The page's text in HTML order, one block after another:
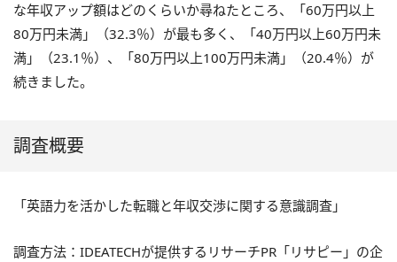
な年収アップ額はどのくらいか尋ねたところ、「60万円以上
80万円未満」（32.3％）が最も多く、「40万円以上60万円未
満」（23.1％）、「80万円以上100万円未満」（20.4％）が
続きました。
調査概要
「英語力を活かした転職と年収交渉に関する意識調査」
調査方法：IDEATECHが提供するリサーチPR「リサピー」の企